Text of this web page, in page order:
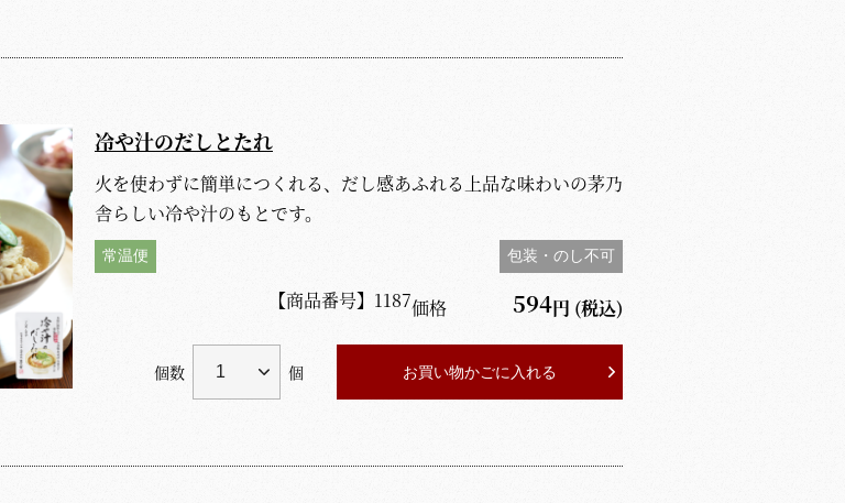
冷や汁のだしとたれ
火を使わずに簡単につくれる、だし感あふれる上品な味わいの茅乃
舎らしい冷や汁のもとです。
常温便 包装・のし不可
【商品番号】 1187価格 594円 (税込)
個数 個 お買い物かごに入れる